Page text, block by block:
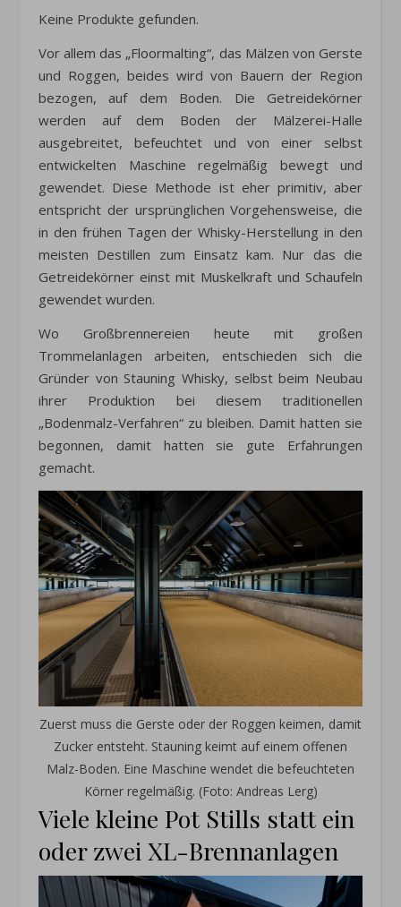
Keine Produkte gefunden.
Vor allem das „Floormalting“, das Mälzen von Gerste
und Roggen, beides wird von Bauern der Region
bezogen, auf dem Boden. Die Getreidekörner
werden auf dem Boden der Mälzerei-Halle
ausgebreitet, befeuchtet und von einer selbst
entwickelten Maschine regelmäßig bewegt und
gewendet. Diese Methode ist eher primitiv, aber
entspricht der ursprünglichen Vorgehensweise, die
in den frühen Tagen der Whisky-Herstellung in den
meisten Destillen zum Einsatz kam. Nur das die
Getreidekörner einst mit Muskelkraft und Schaufeln
gewendet wurden.
Wo Großbrennereien heute mit großen
Trommelanlagen arbeiten, entschieden sich die
Gründer von Stauning Whisky, selbst beim Neubau
ihrer Produktion bei diesem traditionellen
„Bodenmalz-Verfahren“ zu bleiben. Damit hatten sie
begonnen, damit hatten sie gute Erfahrungen
gemacht.
Zuerst muss die Gerste oder der Roggen keimen, damit
Zucker entsteht. Stauning keimt auf einem offenen
Malz-Boden. Eine Maschine wendet die befeuchteten
Körner regelmäßig. (Foto: Andreas Lerg)
Viele kleine Pot Stills statt ein
oder zwei XL-Brennanlagen